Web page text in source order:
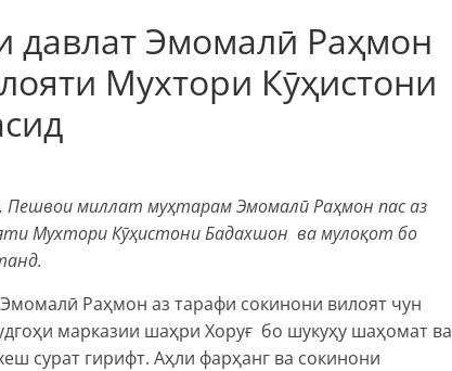
давлат Эмомалӣ Раҳмон
Мухтори Кӯҳистони
Пешвои миллат муҳтарам Эмомалӣ Раҳмон пас аз
Мухтори Кӯҳистони Бадахшон ва мулоқот бо
Раҳмон аз тарафи сокинони вилоят чун
марказии шаҳри Хоруғ бо шукуҳу шаҳомат ва
сурат гирифт. Аҳли фарҳанг ва сокинони